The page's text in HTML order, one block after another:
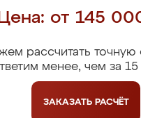
от 145
рассчитать точную
менее, чем за 15
ЗАКАЗАТЬ РАСЧЁТ